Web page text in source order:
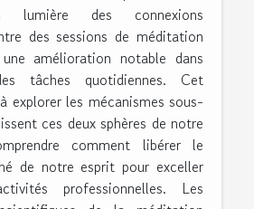
lumière des connexions
des sessions de méditation
amélioration notable dans
tâches quotidiennes. Cet
explorer les mécanismes sous-
ces deux sphères de notre
comment libérer le
de notre esprit pour exceller
professionnelles. Les